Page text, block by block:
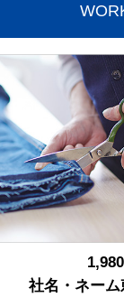
社名・ネー